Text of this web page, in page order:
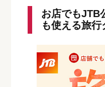
お店でもJTB
も使える旅行